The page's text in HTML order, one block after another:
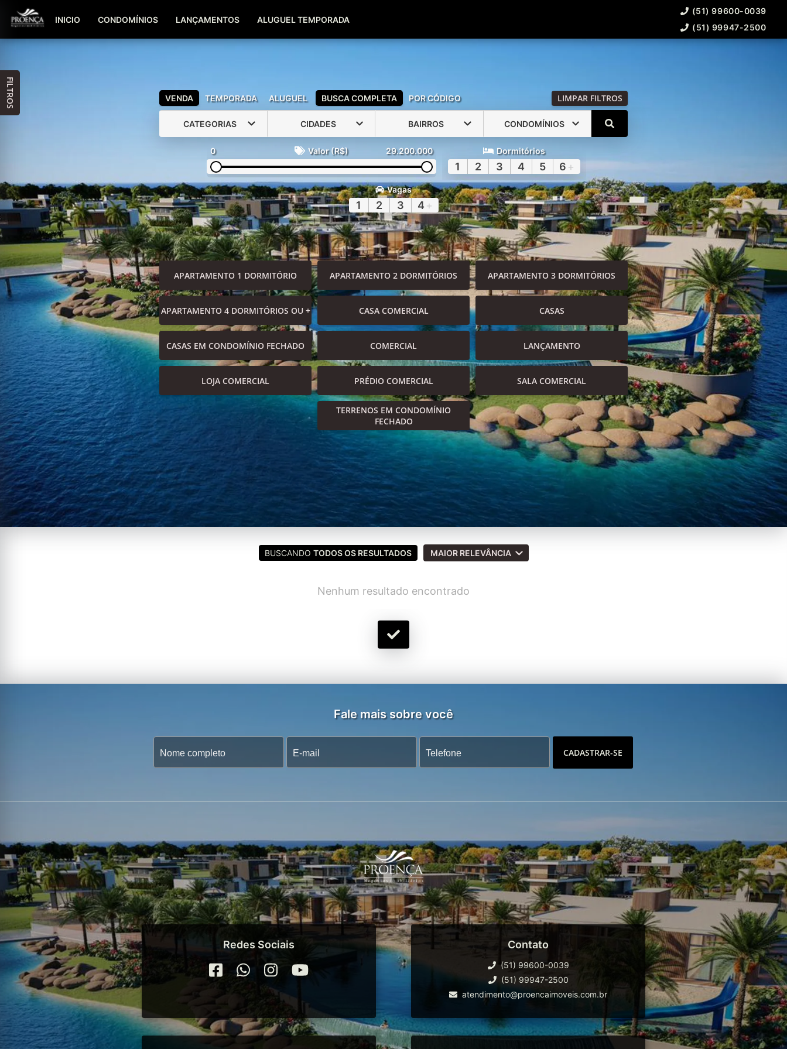
(51) 99600-0039
INICIO CONDOMÍNIOS LANÇAMENTOS ALUGUEL TEMPORADA
(51) 99600-0039
(51) 99947-2500
VENDA TEMPORADA ALUGUEL BUSCA COMPLETA POR CÓDIGO LIMPAR FILTROS
CATEGORIAS CIDADES BAIRROS CONDOMÍNIOS
0 Valor (R$) 29.200.000 Dormitórios
1 2 3 4 5 6 +
Vagas
1 2 3 4 +
APARTAMENTO 1 DORMITÓRIO APARTAMENTO 2 DORMITÓRIOS APARTAMENTO 3 DORMITÓRIOS
APARTAMENTO 4 DORMITÓRIOS OU + CASA COMERCIAL CASAS
CASAS EM CONDOMÍNIO FECHADO COMERCIAL LANÇAMENTO
LOJA COMERCIAL PRÉDIO COMERCIAL SALA COMERCIAL
TERRENOS EM CONDOMÍNIO
FECHADO
BUSCANDO TODOS OS RESULTADOS MAIOR RELEVÂNCIA
Nenhum resultado encontrado
FILTROS
Fale mais sobre você
CADASTRAR-SE
Redes Sociais Contato
(51) 99600-0039
(51) 99947-2500
atendimento@proencaimoveis.com.br